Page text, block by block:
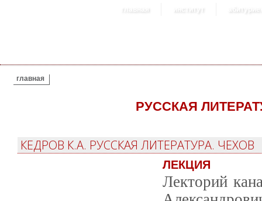
главная институт
ВЫ ЗДЕСЬ
главная
РУССКАЯ
КЕДРОВ К.А. РУССКАЯ ЛИТЕРАТУРА. ЧЕХОВ
ЛЕКЦИЯ
Лекторий